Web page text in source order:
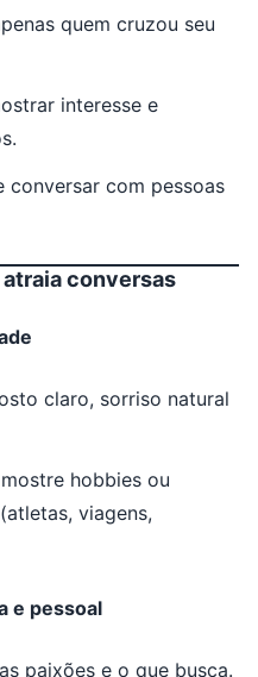
quem cruzou seu
interesse e
conversar com pessoas
conversas
claro, sorriso natural
hobbies ou
viagens,
e pessoal
paixões e o que busca.